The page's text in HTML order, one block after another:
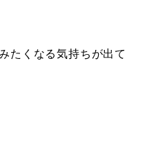
たくなる気持ちが出て